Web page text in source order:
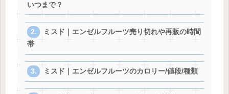
いつまで？
ミスド｜エンゼルフルーツ売り切れや再販の時間
帯
ミスド｜エンゼルフルーツのカロリー/値段/種類